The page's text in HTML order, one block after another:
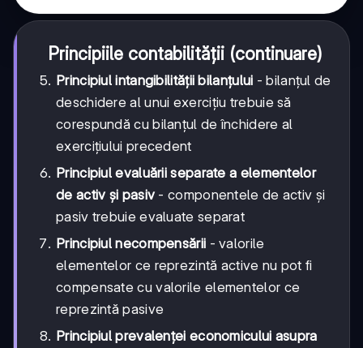
Principiile contabilității (continuare)
Principiul intangibilității bilanțului - bilanțul de
deschidere al unui exercițiu trebuie să
corespundă cu bilanțul de închidere al
exercițiului precedent
Principiul evaluării separate a elementelor
de activ și pasiv- componentele de activ și
pasiv trebuie evaluate separat
Principiul necompensării - valorile
elementelor ce reprezintă active nu pot fi
compensate cu valorile elementelor ce
reprezintă pasive
Principiul prevalenței economicului asupra